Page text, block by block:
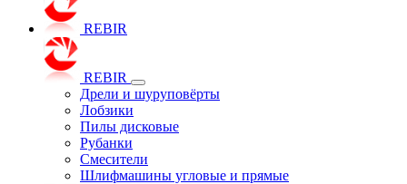
REBIR
REBIR
Дрели и шуруповёрты
Лобзики
Пилы дисковые
Рубанки
Смесители
Шлифмашины угловые и прямые